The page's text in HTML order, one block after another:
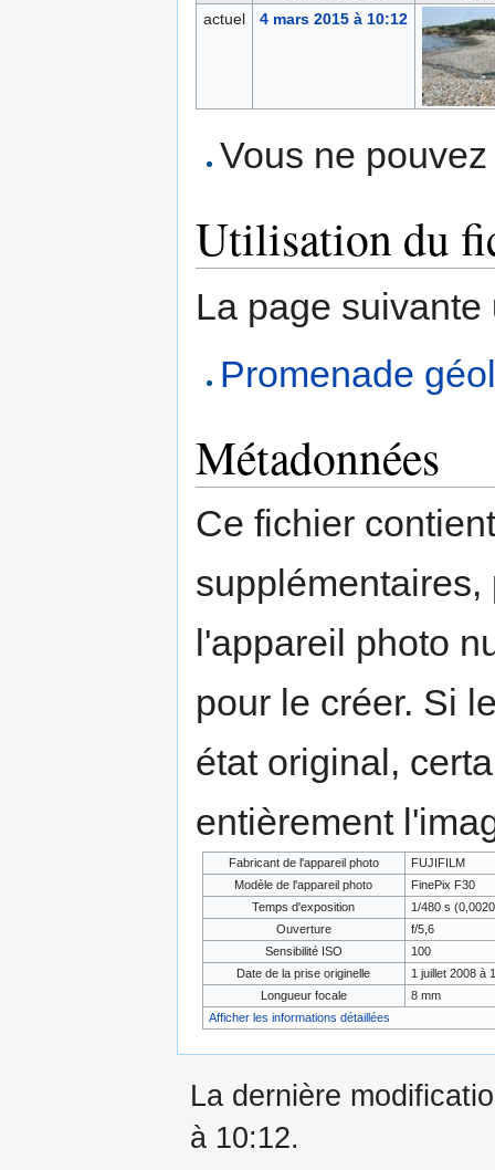
actuel
4 mars 2015 à 10:12
Vous ne
Utilisation du
La page
Promenade
Métadonnées
Ce fichier
l'appareil photo
pour le créer. Si
état original,
entièrement
Fabricant de l'appareil photo
FUJIFILM
Modèle de l'appareil photo
FinePix F30
Temps d'exposition
1/480 s
Ouverture
f/5,6
Sensibilité ISO
100
Date de la prise originelle
1 juillet 2008 à
Longueur focale
8 mm
Afficher les informations détaillées
La dernière
à 10:12.